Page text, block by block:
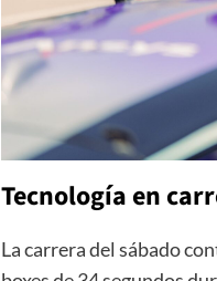
Tecnología en
La carrera del sábado